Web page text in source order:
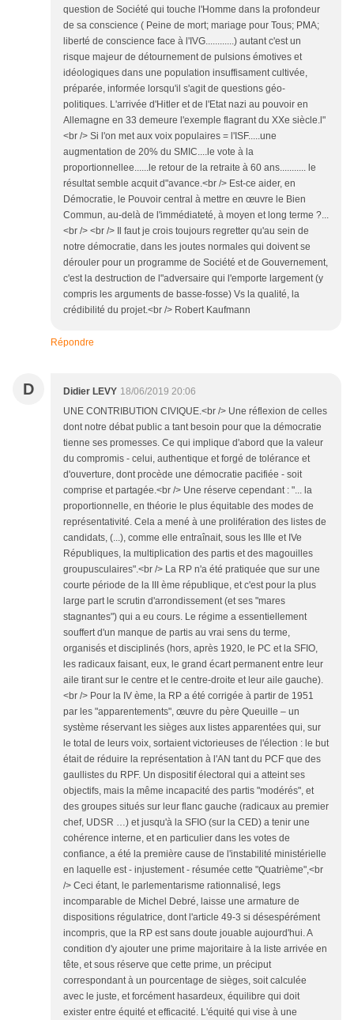
question de Société qui touche l'Homme dans la profondeur
de sa conscience ( Peine de mort; mariage pour Tous; PMA;
liberté de conscience face à l'IVG............) autant c'est un
risque majeur de détournement de pulsions émotives et
idéologiques dans une population insuffisament cultivée,
préparée, informée lorsqu'il s'agit de questions géo-
politiques. L'arrivée d'Hitler et de l'Etat nazi au pouvoir en
Allemagne en 33 demeure l'exemple flagrant du XXe siècle.l"
<br /> Si l'on met aux voix populaires = l'ISF.....une
augmentation de 20% du SMIC....le vote à la
proportionnellee......le retour de la retraite à 60 ans........... le
résultat semble acquit d"avance.<br /> Est-ce aider, en
Démocratie, le Pouvoir central à mettre en œuvre le Bien
Commun, au-delà de l'immédiateté, à moyen et long terme ?...
<br /> <br /> Il faut je crois toujours regretter qu'au sein de
notre démocratie, dans les joutes normales qui doivent se
dérouler pour un programme de Société et de Gouvernement,
c'est la destruction de l"adversaire qui l'emporte largement (y
compris les arguments de basse-fosse) Vs la qualité, la
crédibilité du projet.<br /> Robert Kaufmann
Répondre
D Didier LEVY 18/06/2019 20:06
UNE CONTRIBUTION CIVIQUE.<br /> Une réflexion de celles
dont notre débat public a tant besoin pour que la démocratie
tienne ses promesses. Ce qui implique d'abord que la valeur
du compromis - celui, authentique et forgé de tolérance et
d'ouverture, dont procède une démocratie pacifiée - soit
comprise et partagée.<br /> Une réserve cependant : "... la
proportionnelle, en théorie le plus équitable des modes de
représentativité. Cela a mené à une prolifération des listes de
candidats, (...), comme elle entraînait, sous les IIIe et IVe
Républiques, la multiplication des partis et des magouilles
groupusculaires".<br /> La RP n'a été pratiquée que sur une
courte période de la III ème république, et c'est pour la plus
large part le scrutin d'arrondissement (et ses "mares
stagnantes") qui a eu cours. Le régime a essentiellement
souffert d'un manque de partis au vrai sens du terme,
organisés et disciplinés (hors, après 1920, le PC et la SFIO,
les radicaux faisant, eux, le grand écart permanent entre leur
aile tirant sur le centre et le centre-droite et leur aile gauche).
<br /> Pour la IV ème, la RP a été corrigée à partir de 1951
par les "apparentements", œuvre du père Queuille – un
système réservant les sièges aux listes apparentées qui, sur
le total de leurs voix, sortaient victorieuses de l'élection : le but
était de réduire la représentation à l'AN tant du PCF que des
gaullistes du RPF. Un dispositif électoral qui a atteint ses
objectifs, mais la même incapacité des partis "modérés", et
des groupes situés sur leur flanc gauche (radicaux au premier
chef, UDSR …) et jusqu'à la SFIO (sur la CED) a tenir une
cohérence interne, et en particulier dans les votes de
confiance, a été la première cause de l'instabilité ministérielle
en laquelle est - injustement - résumée cette "Quatrième",<br
/> Ceci étant, le parlementarisme rationnalisé, legs
incomparable de Michel Debré, laisse une armature de
dispositions régulatrice, dont l'article 49-3 si désespérément
incompris, que la RP est sans doute jouable aujourd'hui. A
condition d'y ajouter une prime majoritaire à la liste arrivée en
tête, et sous réserve que cette prime, un préciput
correspondant à un pourcentage de sièges, soit calculée
avec le juste, et forcément hasardeux, équilibre qui doit
exister entre équité et efficacité. L'équité qui vise à une